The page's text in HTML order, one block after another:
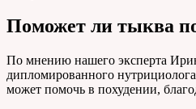
Поможет ли тыква
По мнению нашего эксперта
дипломированного
может помочь в похудении,